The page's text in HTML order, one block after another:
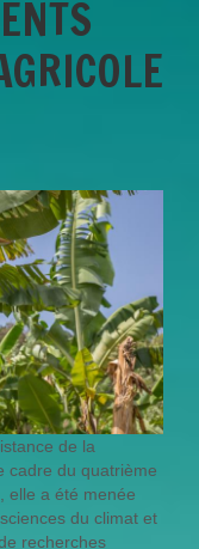
de la
cadre du quatrième
elle a été menée
du climat et
recherches